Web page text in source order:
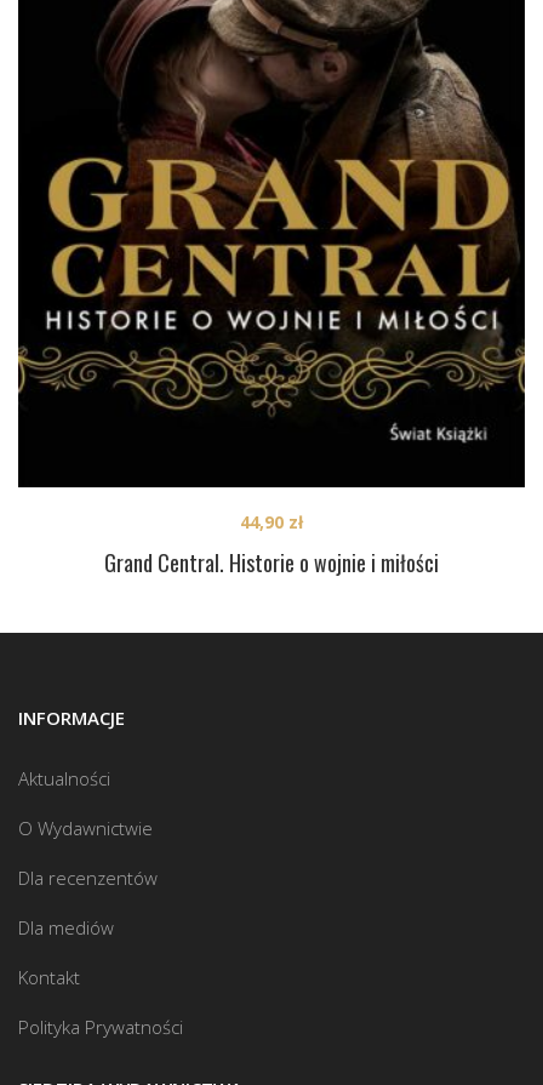
Grand Central. Historie o wojnie i miłości
44,90 zł
INFORMACJE
Aktualności
O Wydawnictwie
Dla recenzentów
Dla mediów
Kontakt
Polityka Prywatności